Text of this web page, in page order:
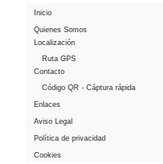
Inicio
Quienes Somos
Localización
Ruta GPS
Contacto
Código QR - Cáptura rápida
Enlaces
Aviso Legal
Política de privacidad
Cookies